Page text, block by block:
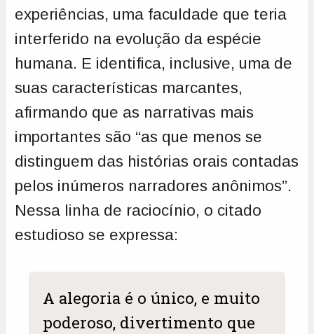
experiências, uma faculdade que teria
interferido na evolução da espécie
humana. E identifica, inclusive, uma de
suas características marcantes,
afirmando que as narrativas mais
importantes são “as que menos se
distinguem das histórias orais contadas
pelos inúmeros narradores anônimos”.
Nessa linha de raciocínio, o citado
estudioso se expressa:
A alegoria é o único, e muito
poderoso, divertimento que